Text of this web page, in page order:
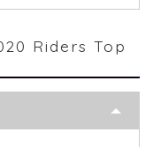
Riders Top